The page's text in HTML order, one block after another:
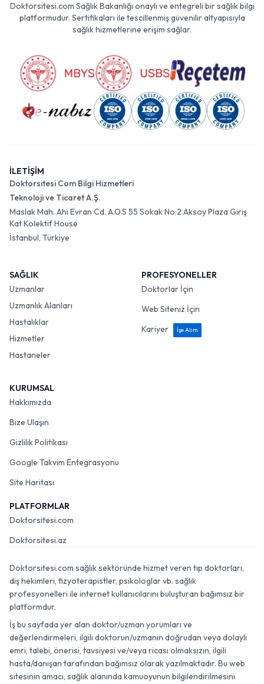
Doktorsitesi.com Sağlık Bakanlığı onaylı ve entegreli bir sağlık bilgi
platformudur. Sertifikaları ile tescillenmiş güvenilir altyapısıyla
sağlık hizmetlerine erişim sağlar.
İLETİŞİM
Doktorsitesi Com Bilgi Hizmetleri
Teknoloji ve Ticaret A.Ş.
Maslak Mah. Ahi Evran Cd. A.O.S 55 Sokak No:2 Aksoy Plaza Giriş
Kat Kolektif House
İstanbul, Türkiye
SAĞLIK
Uzmanlar
Uzmanlık Alanları
Hastalıklar
Hizmetler
Hastaneler
PROFESYONELLER
Doktorlar İçin
Web Siteniz İçin
Kariyer
İşe Alım
KURUMSAL
Hakkımızda
Bize Ulaşın
Gizlilik Politikası
Google Takvim Entegrasyonu
Site Haritası
PLATFORMLAR
Doktorsitesi.com
Doktorsitesi.az
Doktorsitesi.com sağlık sektöründe hizmet veren tıp doktorları,
diş hekimleri, fizyoterapistler, psikologlar vb. sağlık
profesyonelleri ile internet kullanıcılarını buluşturan bağımsız bir
platformdur.
İş bu sayfada yer alan doktor/uzman yorumları ve
değerlendirmeleri, ilgili doktorun/uzmanın doğrudan veya dolaylı
emri, talebi, önerisi, tavsiyesi ve/veya ricası olmaksızın, ilgili
hasta/danışan tarafından bağımsız olarak yazılmaktadır. Bu web
sitesinin amacı, sağlık alanında kamuoyunun bilgilendirilmesini